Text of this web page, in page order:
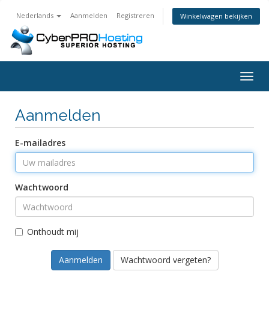
Nederlands Aanmelden Registreren Winkelwagen bekijken
in-/
Aanmelden
E-mailadres
Wachtwoord
Onthoudt mij
Wachtwoord vergeten?